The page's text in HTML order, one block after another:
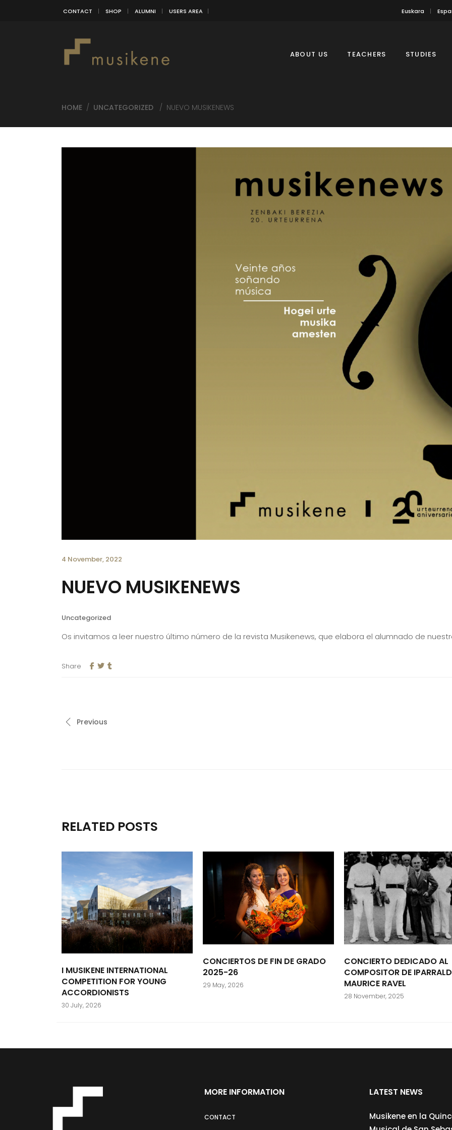
CONTACT SHOP ALUMNI USERS AREA Euskara
ABOUT US TEACHERS STUDIES
HOME / UNCATEGORIZED / NUEVO MUSIKENEWS
4 November, 2022
NUEVO MUSIKENEWS
Uncategorized
Os invitamos a leer nuestro último número de la revista Musikenews, que elabora el alumnado de
Share
Previous
RELATED POSTS
I MUSIKENE INTERNATIONAL
COMPETITION FOR YOUNG
ACCORDIONISTS
30 July, 2026
CONCIERTOS DE FIN DE GRADO
2025-26
29 May, 2026
CONCIERTO DEDICADO AL
COMPOSITOR DE
MAURICE RAVEL
28 November, 2025
MORE INFORMATION
CONTACT
LATEST NEWS
Musikene en la